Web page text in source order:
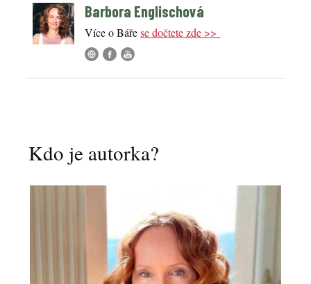
Barbora Englischová
Více o Bářese dočtete zde >>
Kdo je autorka?